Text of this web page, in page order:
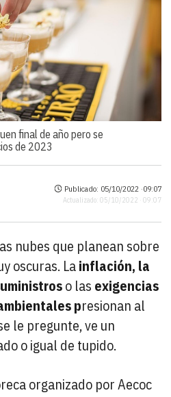
final de año pero se
de 2023
Publicado: 05/10/2022 ·09:07
Actualizado: 05/10/2022 · 09:07
nubes que planean sobre
oscuras. Lainflación, la
o las exigencias
presionan al
le pregunte, ve un
o igual de tupido.
organizado por Aecoc